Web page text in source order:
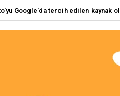
Google'da tercih edilen kaynak